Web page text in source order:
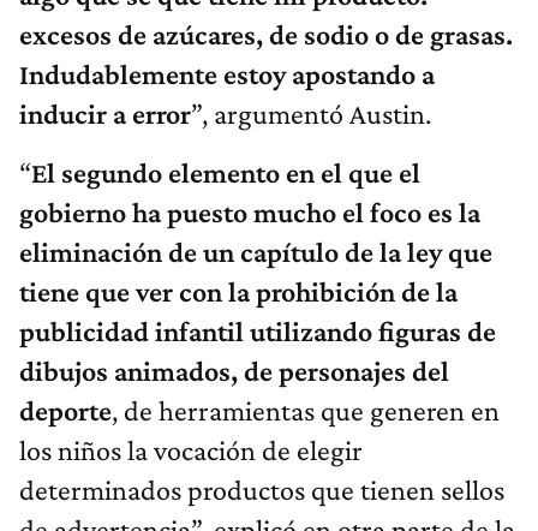
excesos de azúcares, de sodio o de grasas.
Indudablemente estoy apostando a
inducir a error”, argumentó Austin.
“El segundo elemento en el que el
gobierno ha puesto mucho el foco es la
eliminación de un capítulo de la ley que
tiene que ver con la prohibición de la
publicidad infantil utilizando figuras de
dibujos animados, de personajes del
deporte, de herramientas que generen en
los niños la vocación de elegir
determinados productos que tienen sellos